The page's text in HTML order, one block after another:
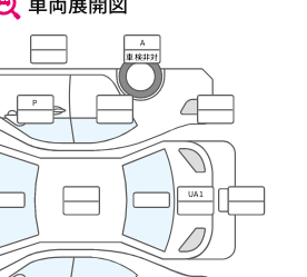
A
車検非対
応
P
UA1